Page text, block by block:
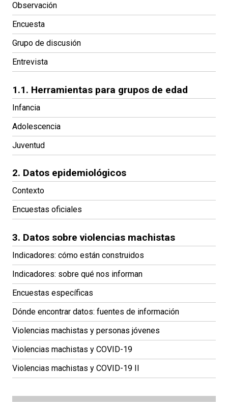
Observación
Encuesta
Grupo de discusión
Entrevista
1.1. Herramientas para grupos de edad
Infancia
Adolescencia
Juventud
2. Datos epidemiológicos
Contexto
Encuestas oficiales
3. Datos sobre violencias machistas
Indicadores: cómo están construidos
Indicadores: sobre qué nos informan
Encuestas específicas
Dónde encontrar datos: fuentes de información
Violencias machistas y personas jóvenes
Violencias machistas y COVID-19
Violencias machistas y COVID-19 II